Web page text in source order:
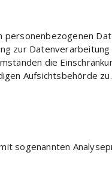
zur
die
Aufsichtsbehörde zu.
sogenannten